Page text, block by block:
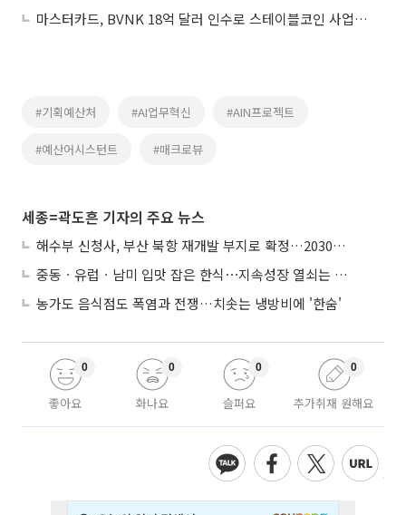
마스터카드, BVNK 18억 달러 인수로 스테이블코인 사업 본격 확장
#기획예산처 #AI업무혁신 #AIN프로젝트
#예산어시스턴트 #매크로뷰
세종=곽도흔 기자의 주요 뉴스
해수부 신청사, 부산 북항 재개발 부지로 확정…2030년 준공 목표
중동ㆍ유럽ㆍ남미 입맛 잡은 한식⋯지속성장 열쇠는 ‘현지화’
농가도 음식점도 폭염과 전쟁…치솟는 냉방비에 '한숨'
좋아요
0
화나요
0
슬퍼요
0
추가취재 원해요
0